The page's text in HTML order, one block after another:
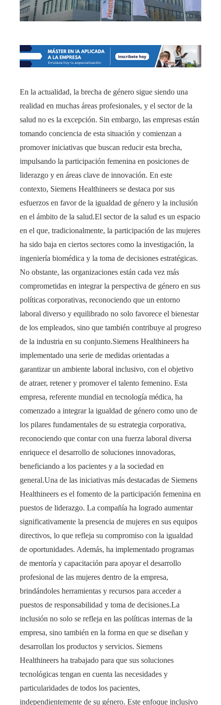
En la actualidad, la brecha de género sigue siendo una
realidad en muchas áreas profesionales, y el sector de la
salud no es la excepción. Sin embargo, las empresas están
tomando conciencia de esta situación y comienzan a
promover iniciativas que buscan reducir esta brecha,
impulsando la participación femenina en posiciones de
liderazgo y en áreas clave de innovación. En este
contexto, Siemens Healthineers se destaca por sus
esfuerzos en favor de la igualdad de género y la inclusión
en el ámbito de la salud.El sector de la salud es un espacio
en el que, tradicionalmente, la participación de las mujeres
ha sido baja en ciertos sectores como la investigación, la
ingeniería biomédica y la toma de decisiones estratégicas.
No obstante, las organizaciones están cada vez más
comprometidas en integrar la perspectiva de género en sus
políticas corporativas, reconociendo que un entorno
laboral diverso y equilibrado no solo favorece el bienestar
de los empleados, sino que también contribuye al progreso
de la industria en su conjunto.Siemens Healthineers ha
implementado una serie de medidas orientadas a
garantizar un ambiente laboral inclusivo, con el objetivo
de atraer, retener y promover el talento femenino. Esta
empresa, referente mundial en tecnología médica, ha
comenzado a integrar la igualdad de género como uno de
los pilares fundamentales de su estrategia corporativa,
reconociendo que contar con una fuerza laboral diversa
enriquece el desarrollo de soluciones innovadoras,
beneficiando a los pacientes y a la sociedad en
general.Una de las iniciativas más destacadas de Siemens
Healthineers es el fomento de la participación femenina en
puestos de liderazgo. La compañía ha logrado aumentar
significativamente la presencia de mujeres en sus equipos
directivos, lo que refleja su compromiso con la igualdad
de oportunidades. Además, ha implementado programas
de mentoría y capacitación para apoyar el desarrollo
profesional de las mujeres dentro de la empresa,
brindándoles herramientas y recursos para acceder a
puestos de responsabilidad y toma de decisiones.La
inclusión no solo se refleja en las políticas internas de la
empresa, sino también en la forma en que se diseñan y
desarrollan los productos y servicios. Siemens
Healthineers ha trabajado para que sus soluciones
tecnológicas tengan en cuenta las necesidades y
particularidades de todos los pacientes,
independientemente de su género. Este enfoque inclusivo